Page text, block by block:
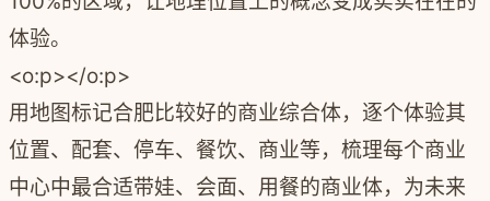
体验。
<o:p></o:p>
用地图标记合肥比较好的商业综合体，逐个体验其
位置、配套、停车、餐饮、商业等，梳理每个商业
中心中最合适带娃、会面、用餐的商业体，为未来